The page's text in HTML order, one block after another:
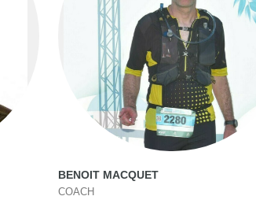
BENOIT MACQUET
COACH